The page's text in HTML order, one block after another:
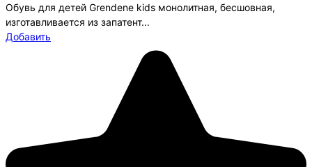
Обувь для детей Grendene kids монолитная, бесшовная,
изготавливается из запатент...
Добавить